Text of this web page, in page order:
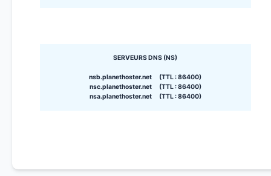
SERVEURS DNS (NS)
nsb.planethoster.net (TTL : 86400)
nsc.planethoster.net (TTL : 86400)
nsa.planethoster.net (TTL : 86400)